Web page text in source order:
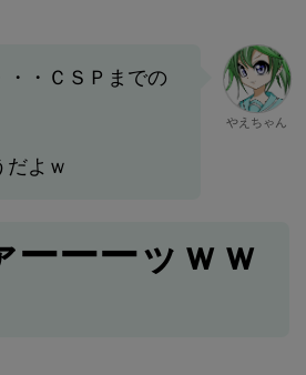
・・ＣＳＰまでの
だよｗ
やえちゃん
ーーーッｗｗ